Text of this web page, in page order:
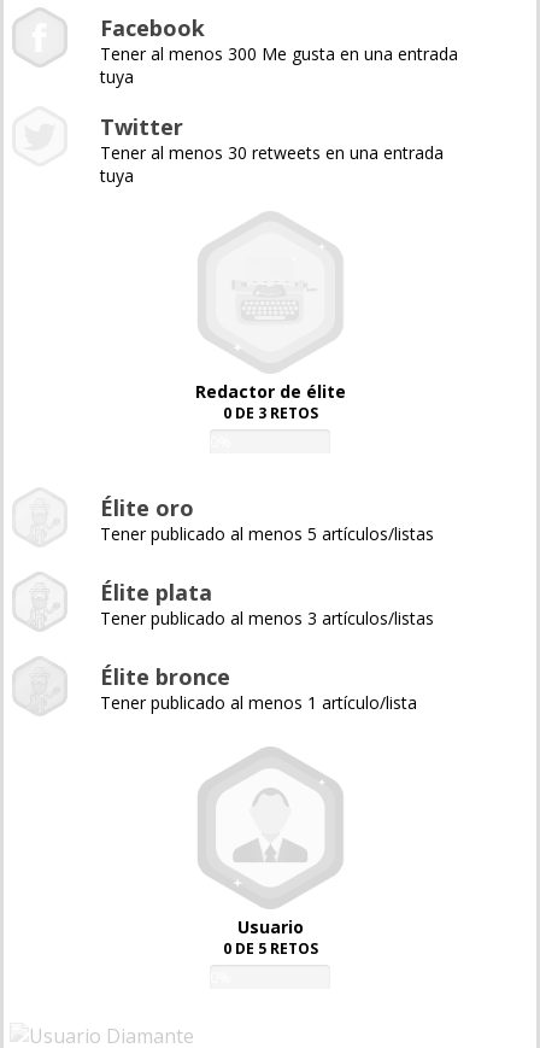
Facebook
Tener al menos 300 Me gusta en una entrada
tuya
Twitter
Tener al menos 30 retweets en una entrada
tuya
Redactor de élite
0 DE 3 RETOS
Élite oro
Tener publicado al menos 5 artículos/listas
Élite plata
Tener publicado al menos 3 artículos/listas
Élite bronce
Tener publicado al menos 1 artículo/lista
Usuario
0 DE 5 RETOS